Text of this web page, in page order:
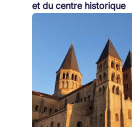
et du centre historique